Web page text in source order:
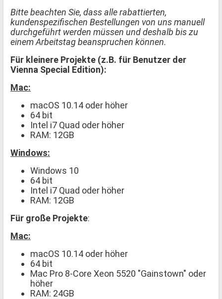
Bitte beachten Sie, dass alle rabattierten,
kundenspezifischen Bestellungen von uns manuell
durchgeführt werden müssen und deshalb bis zu
einem Arbeitstag beanspruchen können.
Für kleinere Projekte (z.B. für Benutzer der
Vienna Special Edition):
Mac:
macOS 10.14 oder höher
64 bit
Intel i7 Quad oder höher
RAM: 12GB
Windows:
Windows 10
64 bit
Intel i7 Quad oder höher
RAM: 12GB
Für große Projekte:
Mac:
macOS 10.14 oder höher
64 bit
Mac Pro 8-Core Xeon 5520 "Gainstown" oder
höher
RAM: 24GB